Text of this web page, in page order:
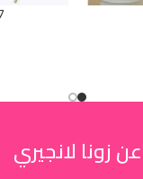
عن زونا لانجيري